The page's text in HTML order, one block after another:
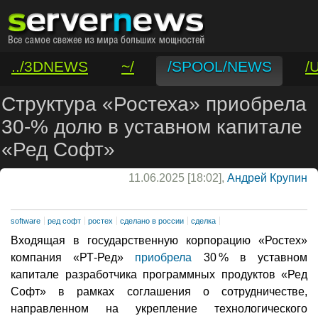
../3DNEWS ~/ /SPOOL/NEWS
/
/VAR/CONTACT
Структура «Ростеха» приобрела
30-% долю в уставном капитале
«Ред Софт»
11.06.2025 [18:02], Андрей Крупин
software ред софт ростех сделано в россии сделка
Входящая в государственную корпорацию «Ростех»
компания «РТ-Ред» приобрела 30 % в уставном
капитале разработчика программных продуктов «Ред
Софт» в рамках соглашения о сотрудничестве,
направленном на укрепление технологического